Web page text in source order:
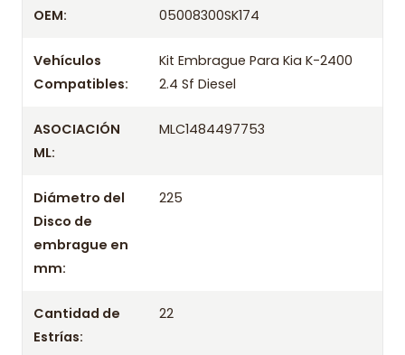
tienda previo correo de confirmación.
OEM: 05008300SK174
Vehículos
Compatibles:
Kit Embrague Para Kia K-2400
2.4 Sf Diesel
ASOCIACIÓN
ML:
MLC1484497753
Diámetro del
Disco de
embrague en
mm:
225
Cantidad de
Estrías:
22